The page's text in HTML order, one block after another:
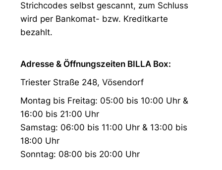
Strichcodes selbst gescannt, zum Schluss
wird per Bankomat- bzw. Kreditkarte
bezahlt.
Adresse & Öffnungszeiten BILLA Box:
Triester Straße 248, Vösendorf
Montag bis Freitag: 05:00 bis 10:00 Uhr &
16:00 bis 21:00 Uhr
Samstag: 06:00 bis 11:00 Uhr & 13:00 bis
18:00 Uhr
Sonntag: 08:00 bis 20:00 Uhr